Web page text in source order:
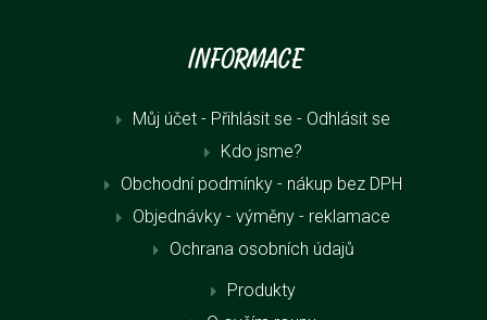
Informace
Můj účet - Přihlásit se - Odhlásit se
Kdo jsme?
Obchodní podmínky - nákup bez DPH
Objednávky - výměny - reklamace
Ochrana osobních údajů
Produkty